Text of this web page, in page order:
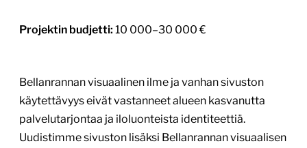
Projektin budjetti: 10 000–30 000 €
Bellanrannan visuaalinen ilme ja vanhan sivuston
käytettävyys eivät vastanneet alueen kasvanutta
palvelutarjontaa ja iloluonteista identiteettiä.
Uudistimme sivuston lisäksi Bellanrannan visuaalisen